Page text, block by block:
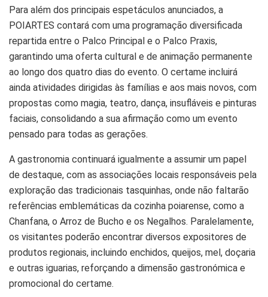
Para além dos principais espetáculos anunciados, a
POIARTES contará com uma programação diversificada
repartida entre o Palco Principal e o Palco Praxis,
garantindo uma oferta cultural e de animação permanente
ao longo dos quatro dias do evento. O certame incluirá
ainda atividades dirigidas às famílias e aos mais novos, com
propostas como magia, teatro, dança, insufláveis e pinturas
faciais, consolidando a sua afirmação como um evento
pensado para todas as gerações.
A gastronomia continuará igualmente a assumir um papel
de destaque, com as associações locais responsáveis pela
exploração das tradicionais tasquinhas, onde não faltarão
referências emblemáticas da cozinha poiarense, como a
Chanfana, o Arroz de Bucho e os Negalhos. Paralelamente,
os visitantes poderão encontrar diversos expositores de
produtos regionais, incluindo enchidos, queijos, mel, doçaria
e outras iguarias, reforçando a dimensão gastronómica e
promocional do certame.